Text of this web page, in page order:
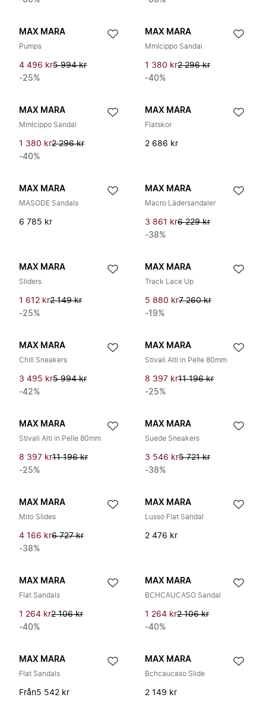
MAX MARA
Pumps
4 496 kr5 994 kr
-25%
MAX MARA
Mmlcippo Sandal
1 380 kr2 296 kr
-40%
MAX MARA
Mmlcippo Sandal
1 380 kr2 296 kr
-40%
MAX MARA
Flatskor
2 686 kr
MAX MARA
MASODE Sandals
6 785 kr
MAX MARA
Macro Lädersandaler
3 861 kr6 229 kr
-38%
MAX MARA
Sliders
1 612 kr2 149 kr
-25%
MAX MARA
Track Lace Up
5 880 kr7 260 kr
-19%
MAX MARA
Chill Sneakers
3 495 kr5 994 kr
-42%
MAX MARA
Stivali Alti in Pelle 80mm
8 397 kr11 196 kr
-25%
MAX MARA
Stivali Alti in Pelle 80mm
8 397 kr11 196 kr
-25%
MAX MARA
Suede Sneakers
3 546 kr5 721 kr
-38%
MAX MARA
Mito Slides
4 166 kr6 727 kr
-38%
MAX MARA
Lusso Flat Sandal
2 476 kr
MAX MARA
Flat Sandals
1 264 kr2 106 kr
-40%
MAX MARA
BCHCAUCASO Sandal
1 264 kr2 106 kr
-40%
MAX MARA
Flat Sandals
Från5 542 kr
MAX MARA
Bchcaucaso Slide
2 149 kr